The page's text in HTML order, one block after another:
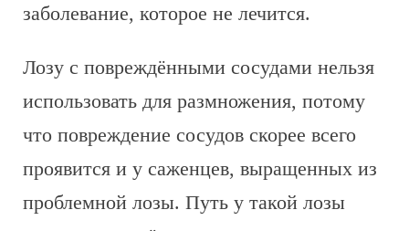
заболевание, которое не лечится.
Лозу с повреждёнными сосудами нельзя
использовать для размножения, потому
что повреждение сосудов скорее всего
проявится и у саженцев, выращенных из
проблемной лозы. Путь у такой лозы